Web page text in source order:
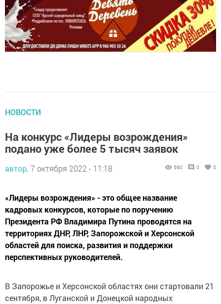
подано уже более 5 тысяч заявок
7 октября 2022 - 11:18
кадровых конкурсов, которые по поручению
Президента РФ Владимира Путина проводятся на
территориях ДНР, ЛНР, Запорожской и Херсонской
областей для поиска, развития и поддержки
перспективных руководителей.
сентября, в Луганской и Донецкой народных
республиках – 22 сентября. К настоящему времени на